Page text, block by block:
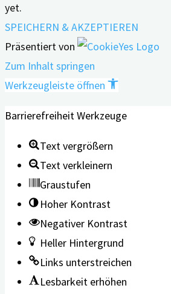
yet.
SPEICHERN & AKZEPTIEREN
Präsentiert von
Zum Inhalt springen
Werkzeugleiste öffnen
Barrierefreiheit Werkzeuge
Text vergrößern
Text verkleinern
Graustufen
Hoher Kontrast
Negativer Kontrast
Heller Hintergrund
Links unterstreichen
Lesbarkeit erhöhen